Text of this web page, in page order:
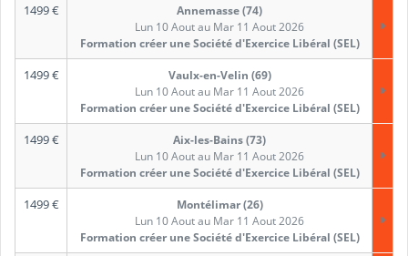
1499€
Annemasse (74)
Lun 10 Aout au Mar 11 Aout 2026
Formation créer une Société d'Exercice Libéral (SEL)
1499€
Vaulx-en-Velin (69)
Lun 10 Aout au Mar 11 Aout 2026
Formation créer une Société d'Exercice Libéral (SEL)
1499€
Aix-les-Bains (73)
Lun 10 Aout au Mar 11 Aout 2026
Formation créer une Société d'Exercice Libéral (SEL)
1499€
Montélimar (26)
Lun 10 Aout au Mar 11 Aout 2026
Formation créer une Société d'Exercice Libéral (SEL)